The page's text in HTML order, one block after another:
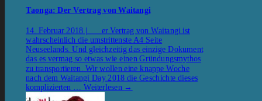
Taonga: Der Vertrag von Waitangi
14. Februar 2018 | er Vertrag von Waitangi ist
wahrscheinlich die umstrittenste A4 Seite
Neuseelands. Und gleichzeitig das einzige Dokument
das es vermag so etwas wie einen Gründungsmythos
zu transportieren. Wir wollen eine knappe Woche
nach dem Waitangi Day 2018 die Geschichte dieses
komplizierten … Weiterlesen →